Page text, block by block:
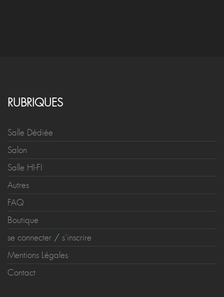
RUBRIQUES
Salle Dédiée
Salon
Salle HI-FI
Autres
FAQ
Boutique
se connecter / s'inscrire
Mentions Légales
Contact